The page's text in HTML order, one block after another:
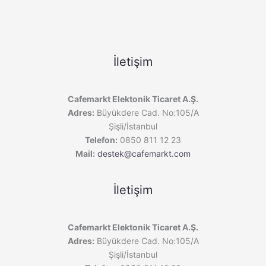
İletişim
Cafemarkt Elektonik Ticaret A.Ş.
Adres: Büyükdere Cad. No:105/A
Şişli/İstanbul
Telefon: 0850 811 12 23
Mail: destek@cafemarkt.com
İletişim
Cafemarkt Elektonik Ticaret A.Ş.
Adres: Büyükdere Cad. No:105/A
Şişli/İstanbul